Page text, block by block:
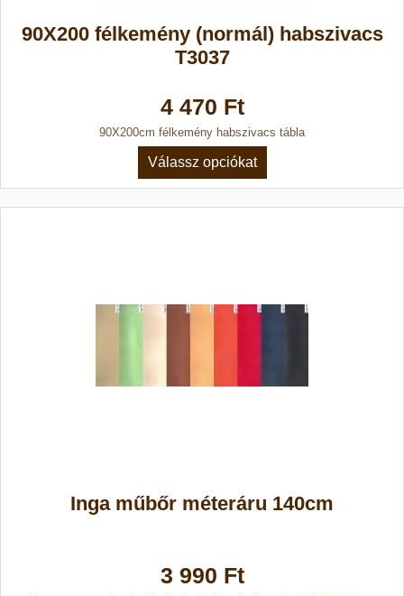
90X200 félkemény (normál) habszivacs
T3037
4 470 Ft
90X200cm félkemény habszivacs tábla
Válassz opciókat
Inga műbőr méteráru 140cm
3 990 Ft